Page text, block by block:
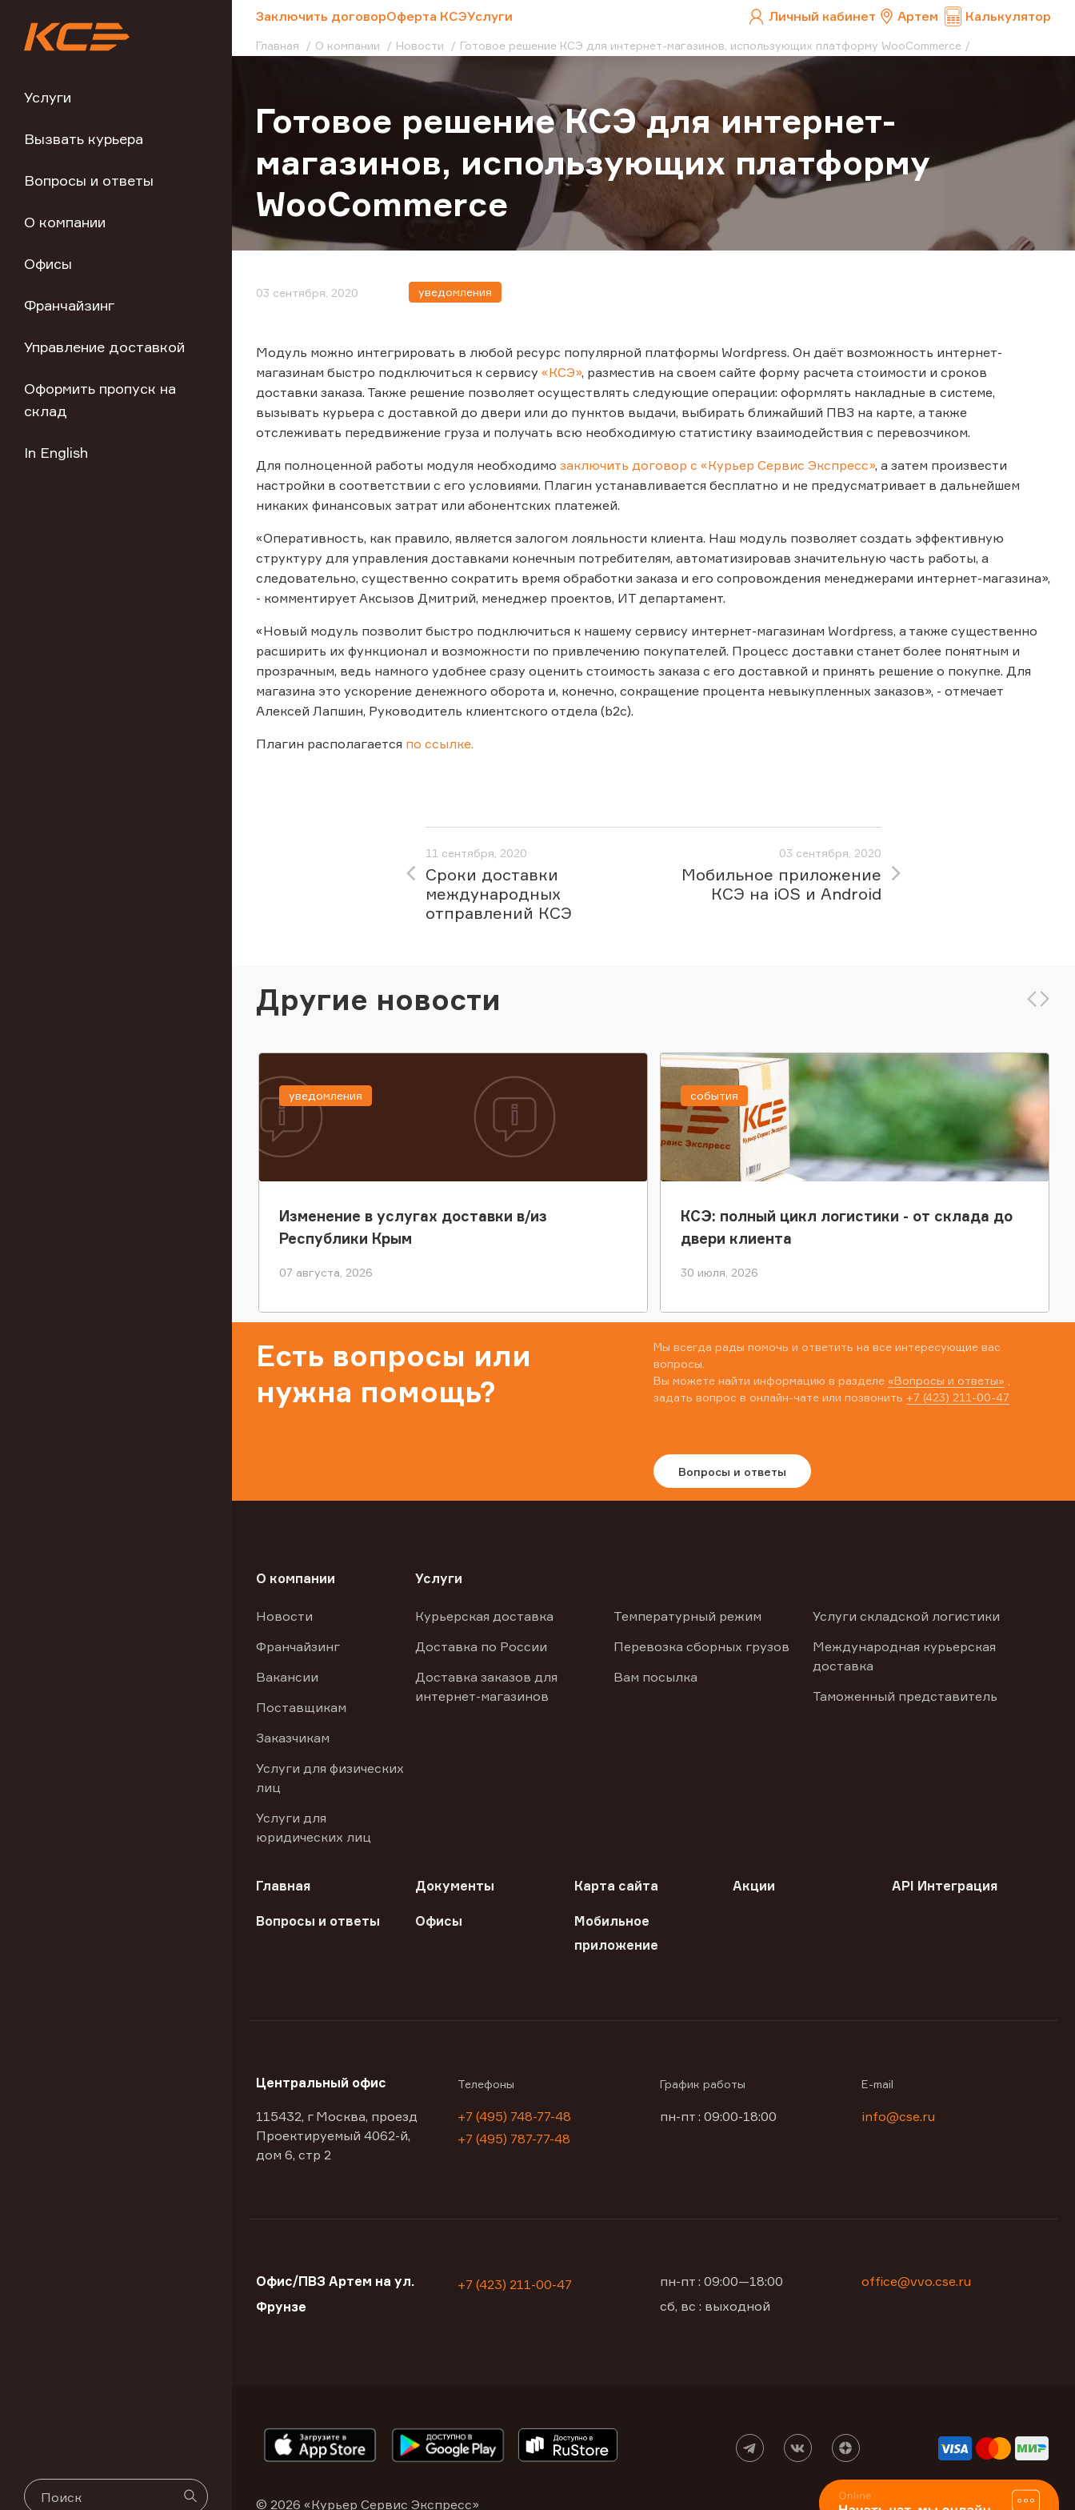
Услуги
Вызвать курьера
Вопросы и ответы
О компании
Офисы
Франчайзинг
Управление доставкой
Оформить пропуск на
склад
In English
Заключить договорОферта КСЭУслуги Личный кабинет Артем Калькулятор
Главная О компании Новости Готовое решение КСЭ для интернет-магазинов, использующих платформу WooCommerce
Готовое решение КСЭ для интернет-
магазинов, использующих платформу
WooCommerce
03 сентября, 2020 уведомления
Модуль можно интегрировать в любой ресурс популярной платформы Wordpress. Он даёт возможность интернет-
магазинам быстро подключиться к сервису «КСЭ», разместив на своем сайте форму расчета стоимости и сроков
доставки заказа. Также решение позволяет осуществлять следующие операции: оформлять накладные в системе,
вызывать курьера с доставкой до двери или до пунктов выдачи, выбирать ближайший ПВЗ на карте, а также
отслеживать передвижение груза и получать всю необходимую статистику взаимодействия с перевозчиком.
Для полноценной работы модуля необходимо заключить договор с «Курьер Сервис Экспресс», а затем произвести
настройки в соответствии с его условиями. Плагин устанавливается бесплатно и не предусматривает в дальнейшем
никаких финансовых затрат или абонентских платежей.
«Оперативность, как правило, является залогом лояльности клиента. Наш модуль позволяет создать эффективную
структуру для управления доставками конечным потребителям, автоматизировав значительную часть работы, а
следовательно, существенно сократить время обработки заказа и его сопровождения менеджерами интернет-магазина»,
- комментирует Аксызов Дмитрий, менеджер проектов, ИТ департамент.
«Новый модуль позволит быстро подключиться к нашему сервису интернет-магазинам Wordpress, а также существенно
расширить их функционал и возможности по привлечению покупателей. Процесс доставки станет более понятным и
прозрачным, ведь намного удобнее сразу оценить стоимость заказа с его доставкой и принять решение о покупке. Для
магазина это ускорение денежного оборота и, конечно, сокращение процента невыкупленных заказов», - отмечает
Алексей Лапшин, Руководитель клиентского отдела (b2c).
Плагин располагается по ссылке.
11 сентября, 2020
Сроки доставки
международных
отправлений КСЭ
03 сентября, 2020
Мобильное приложение
КСЭ на iOS и Android
Другие новости
Изменение в услугах доставки в/из
Республики Крым
07 августа, 2026
уведомления
КСЭ: полный цикл логистики - от склада до
двери клиента
30 июля, 2026
события
Есть вопросы или
нужна помощь?
Мы всегда рады помочь и ответить на все интересующие вас
вопросы.
Вы можете найти информацию в разделе «Вопросы и ответы»
задать вопрос в онлайн-чате или позвонить +7 (423) 211-00-47
Вопросы и ответы
О компании
Новости
Франчайзинг
Вакансии
Поставщикам
Заказчикам
Услуги для физических
лиц
Услуги для
юридических лиц
Услуги
Курьерская доставка
Доставка по России
Доставка заказов для
интернет-магазинов
Температурный режим
Перевозка сборных грузов
Вам посылка
Услуги складской логистики
Международная курьерская
доставка
Таможенный представитель
Главная Документы Карта сайта Акции API Интеграция
Вопросы и ответы Офисы
Мобильное
приложение
Центральный офис
115432, г Москва, проезд
Проектируемый 4062-й,
дом 6, стр 2
Телефоны
+7 (495) 748-77-48
+7 (495) 787-77-48
График работы
пн-пт : 09:00-18:00
E-mail
info@cse.ru
Офис/ПВЗ Артем на ул.
Фрунзе
+7 (423) 211-00-47
пн-пт : 09:00—18:00
сб, вс : выходной
office@vvo.cse.ru
© 2026 «Курьер Сервис Экспресс»